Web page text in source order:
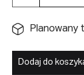
Planowany
Dodaj do